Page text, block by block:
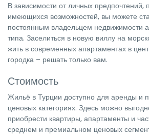
В зависимости от личных предпочтений,
имеющихся возможностей, вы можете
постоянным владельцем недвижимости
типа. Заселиться в новую виллу на
жить в современных апартаментах в
городка – решать только вам.
Стоимость
Жильё в Турции доступно для аренды и
ценовых категориях. Здесь можно
приобрести квартиры, апартаменты и
среднем и премиальном ценовых